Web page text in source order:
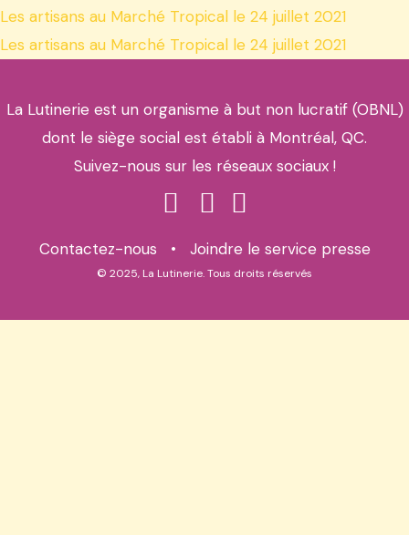
Les artisans au Marché Tropical le 24 juillet 2021
Les artisans au Marché Tropical le 24 juillet 2021
La Lutinerie est un organisme à but non lucratif (OBNL)
dont le siège social est établi à Montréal, QC.
Suivez-nous sur les réseaux sociaux !
Contactez-nous • Joindre le service presse
© 2025, La Lutinerie. Tous droits réservés